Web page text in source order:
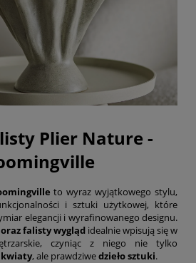
Plier Nature -
to wyraz wyjątkowego stylu,
i sztuki użytkowej, które
elegancji i wyrafinowanego designu.
falisty wygląd idealnie wpisują się w
czyniąc z niego nie tylko
kwiaty, ale prawdziwedzieło sztuki.